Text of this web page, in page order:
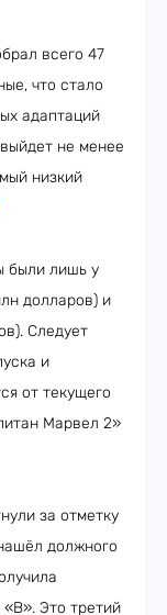
всего 47
что стало
адаптаций
не менее
низкий
были лишь у
долларов) и
Следует
и
от текущего
Марвел 2»
за отметку
должного
Это третий